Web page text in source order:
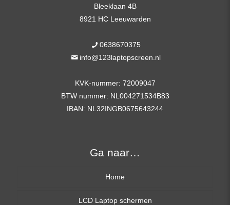
Bleeklaan 4B
8921 HC Leeuwarden
0638670375
info@123laptopscreen.nl
KVK-nummer: 72009047
BTW nummer: NL004271534B83
IBAN: NL32INGB0675643244
Ga naar…
Home
LCD Laptop schermen